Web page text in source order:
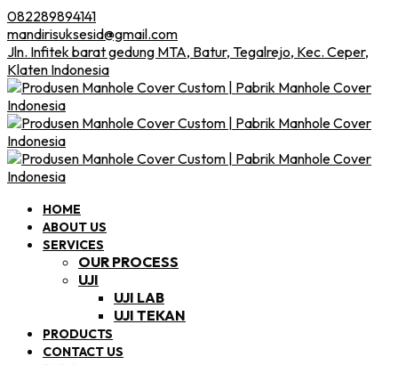
082289894141
mandirisuksesid@gmail.com
Jln. Infitek barat gedung MTA, Batur, Tegalrejo, Kec. Ceper,
Klaten Indonesia
HOME
ABOUT US
SERVICES
OUR PROCESS
UJI
UJI LAB
UJI TEKAN
PRODUCTS
CONTACT US